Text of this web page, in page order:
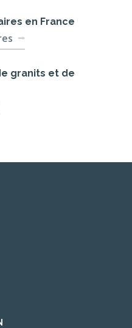
en France
granits et de